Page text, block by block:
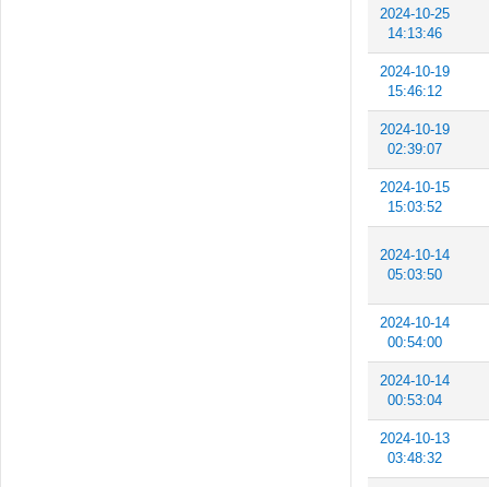
2024-10-25
14:13:46
2024-10-19
15:46:12
2024-10-19
02:39:07
2024-10-15
15:03:52
2024-10-14
05:03:50
2024-10-14
00:54:00
2024-10-14
00:53:04
2024-10-13
03:48:32